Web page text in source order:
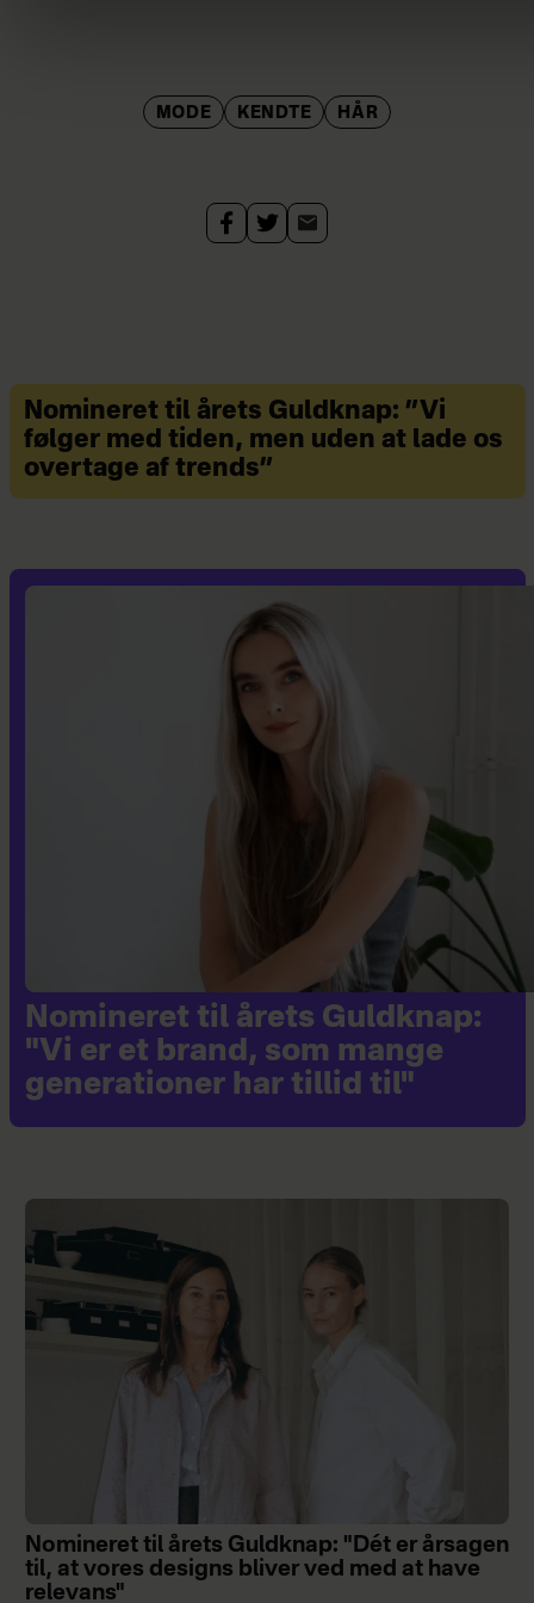
MODE KENDTE HÅR
Nomineret til årets Guldknap: ”Vi
følger med tiden, men uden at lade os
overtage af trends”
Nomineret til årets Guldknap:
"Vi er et brand, som mange
generationer har tillid til"
Nomineret til årets Guldknap: "Dét er årsagen
til, at vores designs bliver ved med at have
relevans"